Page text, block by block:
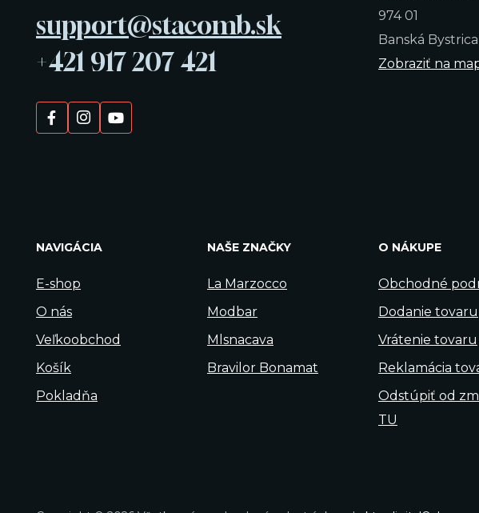
support@stacomb.sk
+421 917 207 421
974 01
Banská Bystrica
Zobraziť na
NAVIGÁCIA
E-shop
O nás
Veľkoobchod
Košík
Pokladňa
NAŠE ZNAČKY
La Marzocco
Modbar
Mlsnacava
Bravilor Bonamat
O NÁKUPE
Obchodné
Dodanie tovaru
Vrátenie tovaru
Reklamácia
Odstúpiť od
TU